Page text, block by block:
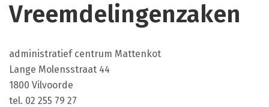
Vreemdelingenzaken
Contact
dienst
Burgerzaken,
team
Vreemdelingenzaken
Gebouw
administratief centrum Mattenkot
Adres
Lange Molensstraat 44
,
1800 Vilvoorde
tel. 02 255 79 27